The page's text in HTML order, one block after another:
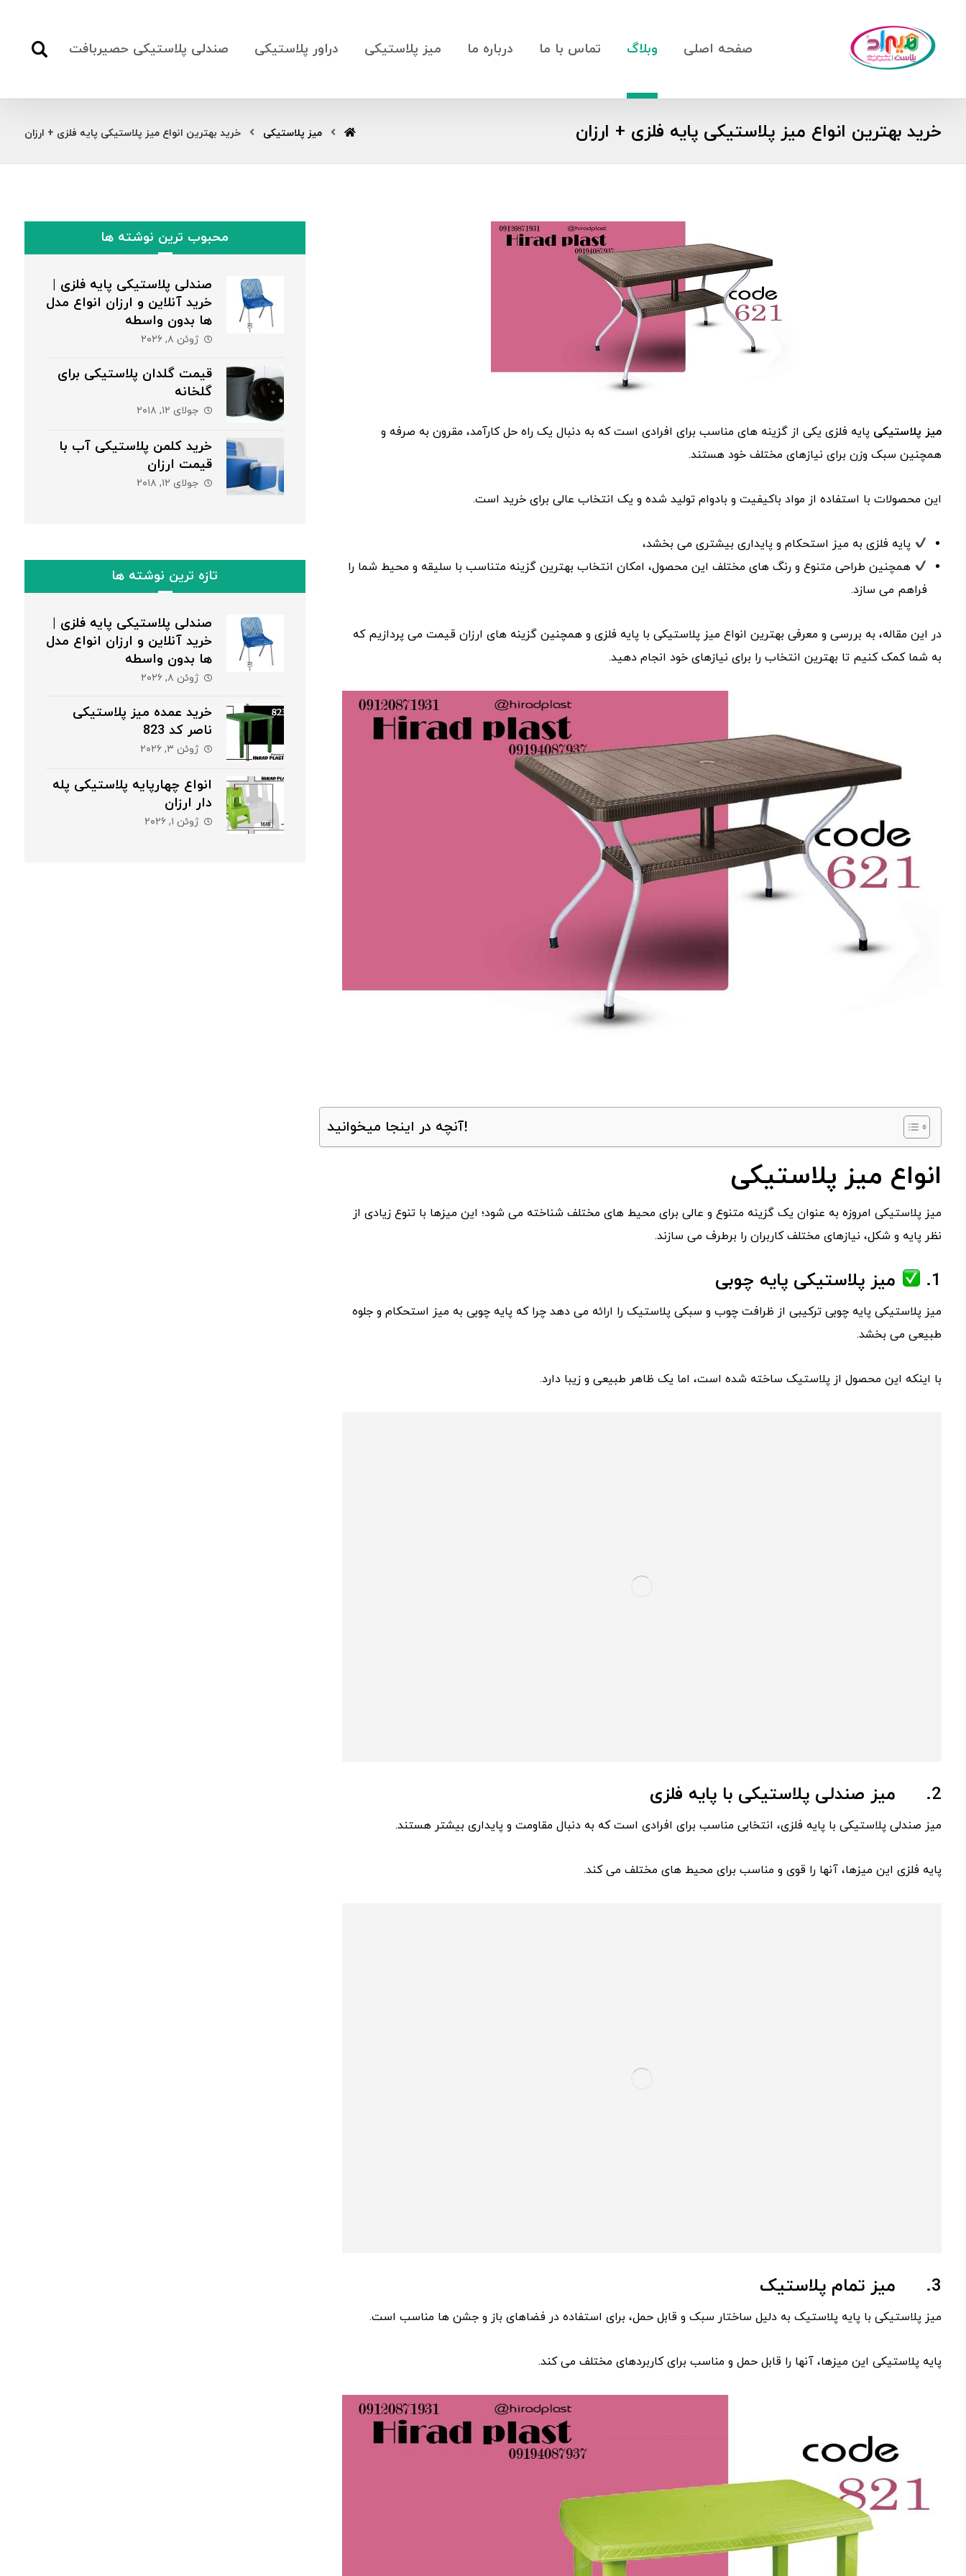
صفحه اصلی وبلاگ تماس با ما درباره ما میز پلاستیکی دراور پلاستیکی صندلی پلاستیکی حصیربافت
خرید بهترین انواع میز پلاستیکی پایه فلزی + ارزان میز پلاستیکی خرید بهترین انواع میز پلاستیکی پایه فلزی + ارزان
میز پلاستیکی پایه فلزی یکی از گزینه‌ های مناسب برای افرادی است که به دنبال یک راه حل کارآمد، مقرون به صرفه و
همچنین سبک وزن برای نیازهای مختلف خود هستند.
این محصولات با استفاده از مواد باکیفیت و بادوام تولید شده و یک انتخاب عالی برای خرید است.
پایه فلزی به میز استحکام و پایداری بیشتری می‌ بخشد،
همچنین طراحی متنوع و رنگ‌ های مختلف این محصول، امکان انتخاب بهترین گزینه متناسب با سلیقه و محیط شما را
فراهم می‌ سازد.
در این مقاله، به بررسی و معرفی بهترین انواع میز پلاستیکی با پایه فلزی و همچنین گزینه‌ های ارزان قیمت می‌ پردازیم که
به شما کمک کنیم تا بهترین انتخاب را برای نیازهای خود انجام دهید.
آنچه در اینجا میخوانید!
انواع میز پلاستیکی
میز پلاستیکی امروزه به عنوان یک گزینه متنوع و عالی برای محیط‌ های مختلف شناخته می‌ شود؛ این میزها با تنوع زیادی از
نظر پایه و شکل، نیازهای مختلف کاربران را برطرف می‌ سازند.
1. میز پلاستیکی پایه چوبی
میز پلاستیکی پایه چوبی ترکیبی از ظرافت چوب و سبکی پلاستیک را ارائه می‌ دهد چرا که پایه چوبی به میز استحکام و جلوه
طبیعی می‌ بخشد.
با اینکه این محصول از پلاستیک ساخته شده است، اما یک ظاهر طبیعی و زیبا دارد.
2. میز صندلی پلاستیکی با پایه فلزی
میز صندلی پلاستیکی با پایه فلزی، انتخابی مناسب برای افرادی است که به دنبال مقاومت و پایداری بیشتر هستند.
پایه فلزی این میزها، آنها را قوی و مناسب برای محیط‌ های مختلف می‌ کند.
3. میز تمام پلاستیک
میز پلاستیکی با پایه پلاستیک به دلیل ساختار سبک و قابل حمل، برای استفاده در فضاهای باز و جشن‌ ها مناسب است.
پایه پلاستیکی این میزها، آنها را قابل حمل و مناسب برای کاربردهای مختلف می‌ کند.
محبوب ترین نوشته ها
صندلی پلاستیکی پایه فلزی |
خرید آنلاین و ارزان انواع مدل
ها بدون واسطه
ژوئن ۸, ۲۰۲۶
قیمت گلدان پلاستیکی برای
گلخانه
جولای ۱۲, ۲۰۱۸
خرید کلمن پلاستیکی آب با
قیمت ارزان
جولای ۱۲, ۲۰۱۸
تازه ترین نوشته ها
صندلی پلاستیکی پایه فلزی |
خرید آنلاین و ارزان انواع مدل
ها بدون واسطه
ژوئن ۸, ۲۰۲۶
خرید عمده میز پلاستیکی
ناصر کد 823
ژوئن ۳, ۲۰۲۶
انواع چهارپایه پلاستیکی پله
دار ارزان
ژوئن ۱, ۲۰۲۶